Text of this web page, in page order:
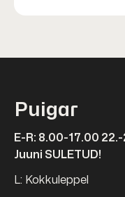
Puigar
E-R: 8.00-17.00 22.-
Juuni SULETUD!
L: Kokkuleppel